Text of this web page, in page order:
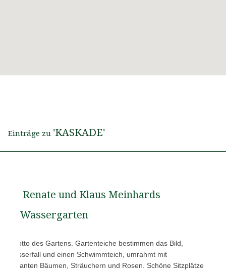
Einträge zu 'KASKADE'
Renate und Klaus Meinhards
Wassergarten
Motto des Gartens. Gartenteiche bestimmen das Bild,
Wasserfall und einen Schwimmteich, umrahmt mit
Bäumen, Sträuchern und Rosen. Schöne Sitzplätze